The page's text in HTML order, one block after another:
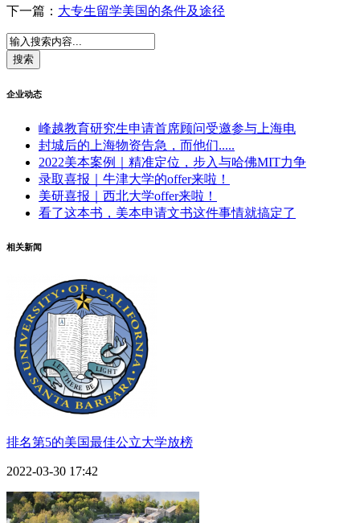
下一篇： 大专生留学美国的条件及途径
企业动态
峰越教育研究生申请首席顾问受邀参与上海电
封城后的上海物资告急，而他们.....
2022美本案例｜精准定位，步入与哈佛MIT力争
录取喜报｜牛津大学的offer来啦！
美研喜报｜西北大学offer来啦！
看了这本书，美本申请文书这件事情就搞定了
相关新闻
排名第5的美国最佳公立大学放榜
2022-03-30 17:42